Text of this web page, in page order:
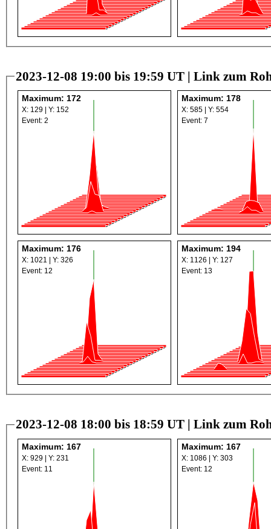
2023-12-08 19:00 bis 19:59 UT | Link zum
Maximum: 172
X: 129 | Y: 152
Event: 2
Maximum: 178
X: 585 | Y: 554
Event: 7
Maximum: 176
X: 1021 | Y: 326
Event: 12
Maximum: 194
X: 1126 | Y: 127
Event: 13
Link zum
Maximum: 167
X: 929 | Y: 231
Event: 11
Maximum: 167
X: 1086 | Y: 303
Event: 12